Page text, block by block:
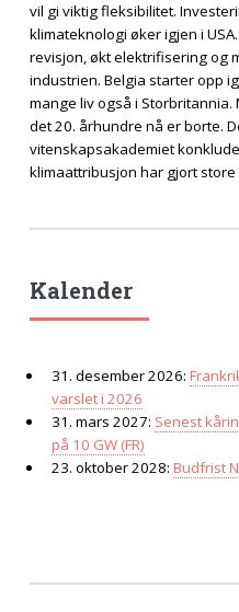
vil gi viktig fleksibilitet.
klimateknologi øker igjen i
revisjon, økt elektrifisering og
industrien. Belgia starter opp
mange liv også i
det 20. århundre nå er borte.
vitenskapsakademiet
klimaattribusjon har gjort
Kalender
31. desember 2026:
varslet i 2026
31. mars 2027: Senest
på 10 GW (FR)
23. oktober 2028: Budfrist